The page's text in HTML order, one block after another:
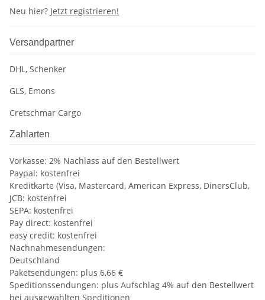
Neu hier? Jetzt registrieren!
Versandpartner
DHL, Schenker
GLS, Emons
Cretschmar Cargo
Zahlarten
Vorkasse: 2% Nachlass auf den Bestellwert
Paypal: kostenfrei
Kreditkarte (Visa, Mastercard, American Express, DinersClub,
JCB: kostenfrei
SEPA: kostenfrei
Pay direct: kostenfrei
easy credit: kostenfrei
Nachnahmesendungen:
Deutschland
Paketsendungen: plus 6,66 €
Speditionssendungen: plus Aufschlag 4% auf den Bestellwert
bei ausgewählten Speditionen